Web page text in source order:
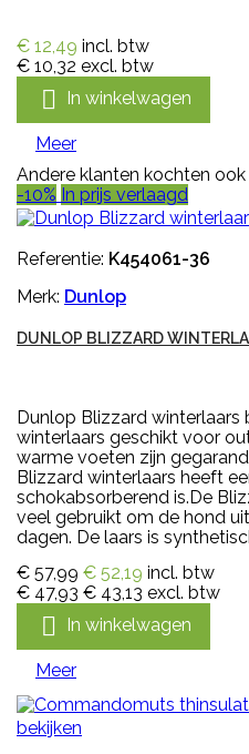
€ 12,49 incl. btw
€ 10,32 excl. btw
 In winkelwagen
Meer
Andere klanten kochten
-10% In prijs verlaagd
Referentie: K454061-36
Merk: Dunlop
DUNLOP BLIZZARD
Dunlop Blizzard winterlaars
winterlaars geschikt voor
warme voeten zijn
Blizzard winterlaars heeft
schokabsorberend is.De
veel gebruikt om de hond
dagen. De laars is
€ 57,99 € 52,19 incl. btw
€ 47,93 € 43,13 excl. btw
 In winkelwagen
Meer
bekijken